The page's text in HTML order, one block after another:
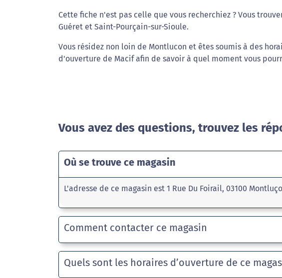
Cette fiche n'est pas celle que vous recherchiez ? Vous
Guéret et Saint-Pourçain-sur-Sioule.
Vous résidez non loin de Montlucon et êtes soumis à des
d'ouverture de Macif afin de savoir à quel moment vous
Vous avez des questions, trouvez les
Où se trouve ce magasin
L'adresse de ce magasin est 1 Rue Du Foirail, 03100
Comment contacter ce magasin
Quels sont les horaires d’ouverture de ce